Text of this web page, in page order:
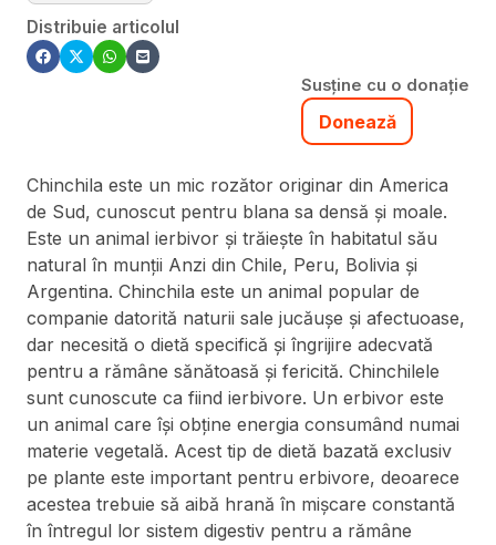
Distribuie articolul
Susține cu o donație
Donează
Chinchila este un mic rozător originar din America
de Sud, cunoscut pentru blana sa densă și moale.
Este un animal ierbivor și trăiește în habitatul său
natural în munții Anzi din Chile, Peru, Bolivia și
Argentina. Chinchila este un animal popular de
companie datorită naturii sale jucăușe și afectuoase,
dar necesită o dietă specifică și îngrijire adecvată
pentru a rămâne sănătoasă și fericită. Chinchilele
sunt cunoscute ca fiind ierbivore. Un erbivor este
un animal care își obține energia consumând numai
materie vegetală. Acest tip de dietă bazată exclusiv
pe plante este important pentru erbivore, deoarece
acestea trebuie să aibă hrană în mișcare constantă
în întregul lor sistem digestiv pentru a rămâne